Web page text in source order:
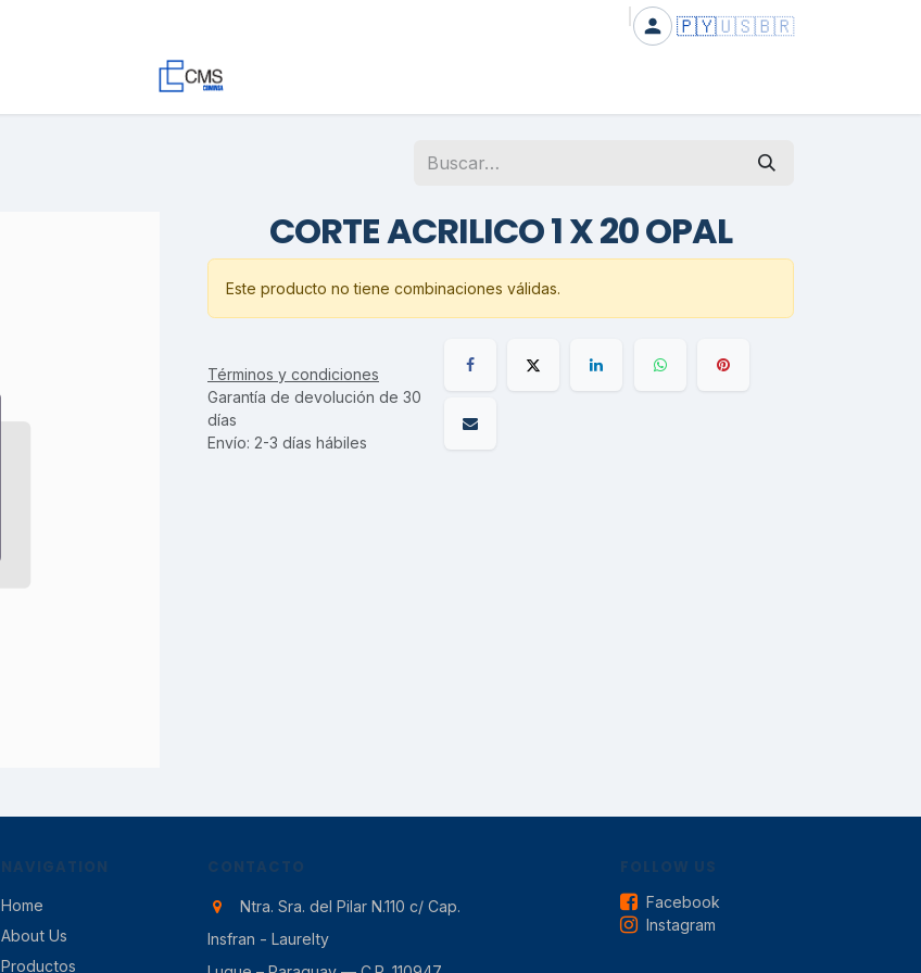
🇵🇾 🇺🇸🇧🇷
CORTE ACRILICO 1 X 20 OPAL
Este producto no tiene combinaciones válidas.
Términos y condiciones
Garantía de devolución de 30
días
Envío: 2-3 días hábiles
NAVIGATION
Home
About Us
Productos
CONTACTO
Ntra. Sra. del Pilar N.110 c/ Cap.
Insfran - Laurelty
FOLLOW US
Facebook
Instagram